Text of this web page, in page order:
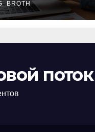
порядок,
и
поток